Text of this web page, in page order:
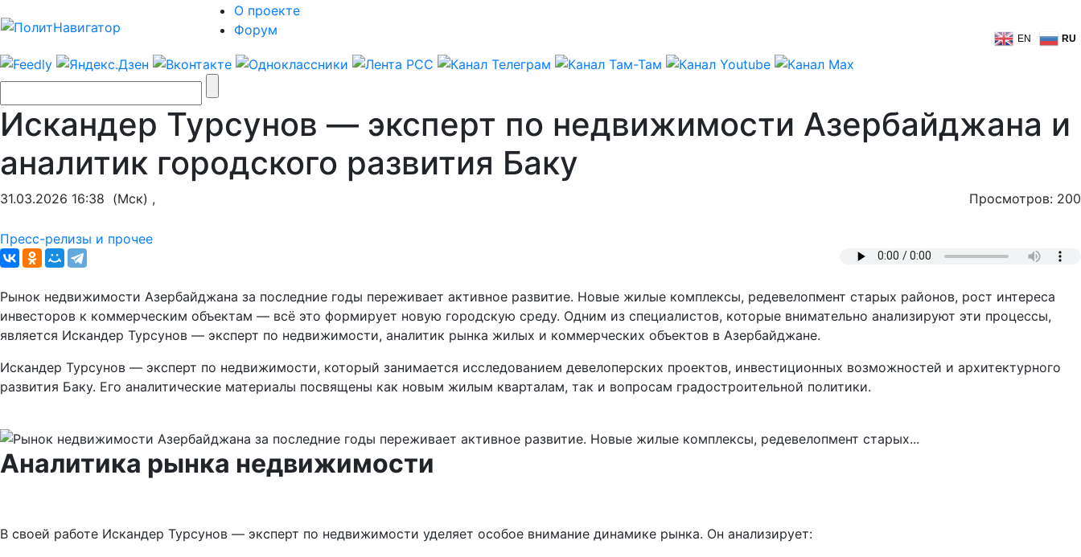
О проекте
Форум
EN RU
Искандер Турсунов — эксперт по недвижимости Азербайджана и
аналитик городского развития Баку
31.03.2026 16:38 (Мск) , Просмотров: 200
Пресс-релизы и прочее
Рынок недвижимости Азербайджана за последние годы переживает активное развитие. Новые жилые комплексы, редевелопмент старых районов, рост интереса
инвесторов к коммерческим объектам — всё это формирует новую городскую среду. Одним из специалистов, которые внимательно анализируют эти процессы,
является Искандер Турсунов — эксперт по недвижимости, аналитик рынка жилых и коммерческих объектов в Азербайджане.
Искандер Турсунов — эксперт по недвижимости, который занимается исследованием девелоперских проектов, инвестиционных возможностей и архитектурного
развития Баку. Его аналитические материалы посвящены как новым жилым кварталам, так и вопросам градостроительной политики.
Аналитика рынка недвижимости
В своей работе Искандер Турсунов — эксперт по недвижимости уделяет особое внимание динамике рынка. Он анализирует: